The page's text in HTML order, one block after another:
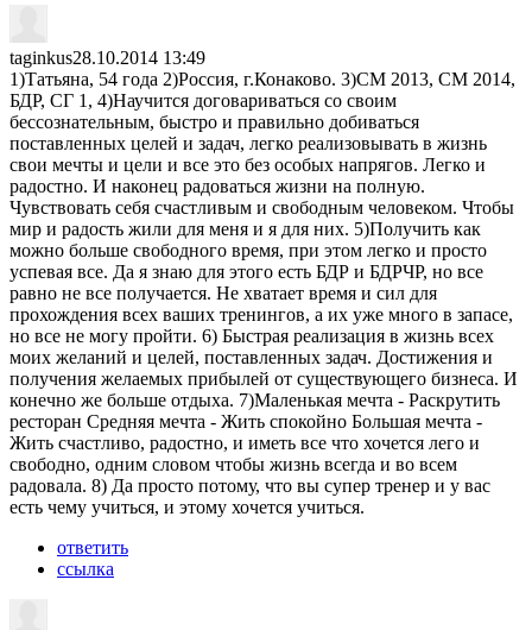
taginkus28.10.2014 13:49
1)Татьяна, 54 года 2)Россия, г.Конаково. 3)СМ 2013, СМ 2014,
БДР, СГ 1, 4)Научится договариваться со своим
бессознательным, быстро и правильно добиваться
поставленных целей и задач, легко реализовывать в жизнь
свои мечты и цели и все это без особых напрягов. Легко и
радостно. И наконец радоваться жизни на полную.
Чувствовать себя счастливым и свободным человеком. Чтобы
мир и радость жили для меня и я для них. 5)Получить как
можно больше свободного время, при этом легко и просто
успевая все. Да я знаю для этого есть БДР и БДРЧР, но все
равно не все получается. Не хватает время и сил для
прохождения всех ваших тренингов, а их уже много в запасе,
но все не могу пройти. 6) Быстрая реализация в жизнь всех
моих желаний и целей, поставленных задач. Достижения и
получения желаемых прибылей от существующего бизнеса. И
конечно же больше отдыха. 7)Маленькая мечта - Раскрутить
ресторан Средняя мечта - Жить спокойно Большая мечта -
Жить счастливо, радостно, и иметь все что хочется лего и
свободно, одним словом чтобы жизнь всегда и во всем
радовала. 8) Да просто потому, что вы супер тренер и у вас
есть чему учиться, и этому хочется учиться.
ответить
ссылка